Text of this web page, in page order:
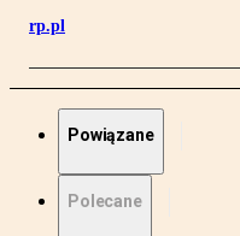
rp.pl
Powiązane
Polecane